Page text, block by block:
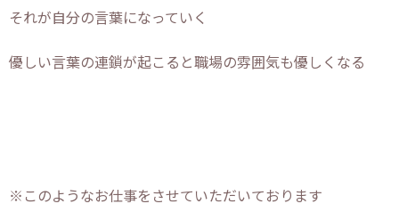
それが自分の言葉になっていく
優しい言葉の連鎖が起こると職場の雰囲気も優しくなる
※このようなお仕事をさせていただいております